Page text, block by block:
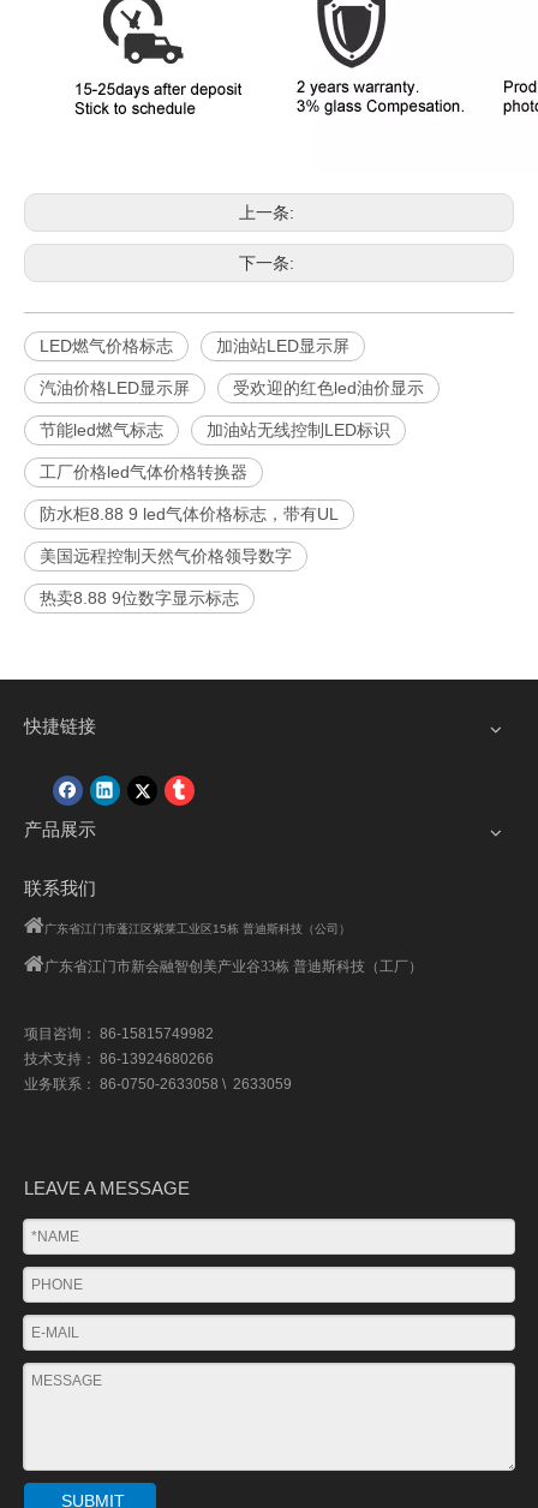
上一条:
下一条:
LED燃气价格标志 加油站LED显示屏
汽油价格LED显示屏 受欢迎的红色led油价显示
节能led燃气标志 加油站无线控制LED标识
工厂价格led气体价格转换器
防水柜8.88 9 led气体价格标志，带有UL
美国远程控制天然气价格领导数字
热卖8.88 9位数字显示标志
快捷链接
产品展示
联系我们
广东省江门市蓬江区紫莱工业区15栋 普迪斯科技（公司）
广东省江门市新会融智创美产业谷33栋 普迪斯科技（工厂）
项目咨询： 86-15815749982
技术支持： 86-13924680266
业务联系： 86-0750-2633058 \ 2633059
LEAVE A MESSAGE
SUBMIT